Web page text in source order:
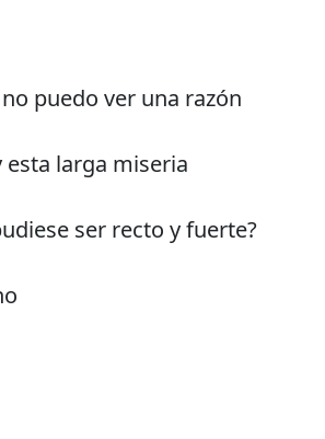
puedo ver una razón
larga miseria
ser recto y fuerte?